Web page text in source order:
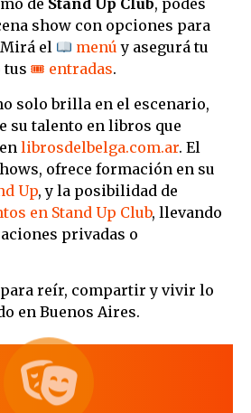
de Stand Up Club, podés
show con opciones para
el
menú y asegurá tu
tus 🎟 entradas.
solo brilla en el escenario,
su talento en libros que
librosdelbelga.com.ar. El
ofrece formación en su
Up, y la posibilidad de
en Stand Up Club, llevando
privadas o
reír, compartir y vivir lo
en Buenos Aires.